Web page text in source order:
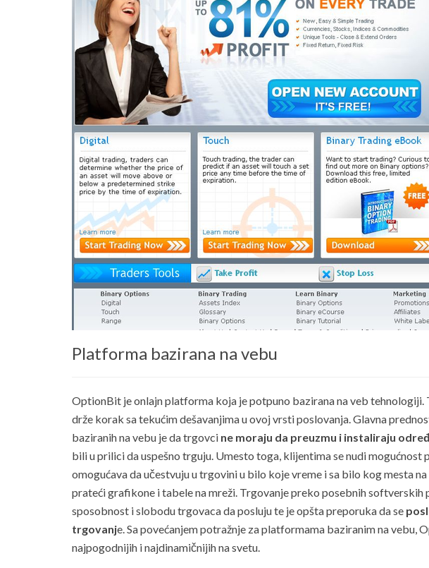
Platforma bazirana na vebu
OptionBit je onlajn platforma koja je potpuno bazirana na veb tehnologiji.
drže korak sa tekućim dešavanjima u ovoj vrsti poslovanja. Glavna
baziranih na vebu je da trgovci ne moraju da preuzmu i instaliraju
bili u prilici da uspešno trguju. Umesto toga, klijentima se nudi mogućnost
omogućava da učestvuju u trgovini u bilo koje vreme i sa bilo kog mesta
prateći grafikone i tabele na mreži. Trgovanje preko posebnih softverskih
sposobnost i slobodu trgovaca da posluju te je opšta preporuka da se
trgovanje. Sa povećanjem potražnje za platformama baziranim na vebu,
najpogodnijih i najdinamičnijih na svetu.